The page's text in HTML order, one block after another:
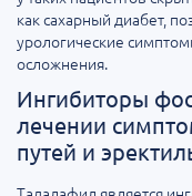
как сахарный диабет,
урологические
осложнения.
Ингибиторы
лечении
путей и